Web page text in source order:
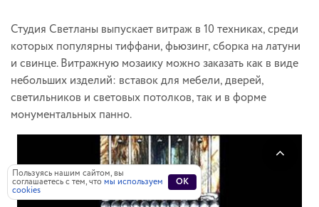
Студия Светланы выпускает витраж в 10 техниках, среди
которых популярны тиффани, фьюзинг, сборка на латуни
и свинце. Витражную мозаику можно заказать как в виде
небольших изделий: вставок для мебели, дверей,
светильников и световых потолков, так и в форме
монументальных панно.
Пользуясь нашим сайтом, вы
соглашаетесь с тем, чтомы используем
cookies
OK